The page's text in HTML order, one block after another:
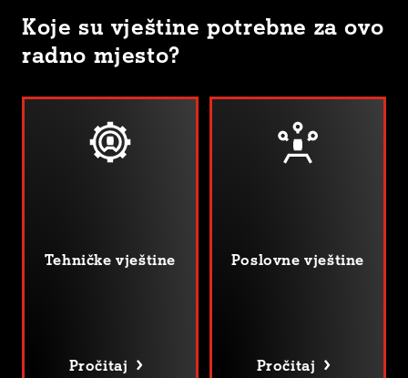
Koje su vještine potrebne za ovo
radno mjesto?
Tehničke vještine
Pročitaj
Poslovne vještine
Pročitaj